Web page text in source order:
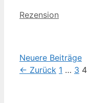
Kategorien
Rezension
Neuere Beiträge
← Zurück Seite
1 … Seite
3 Seite
4